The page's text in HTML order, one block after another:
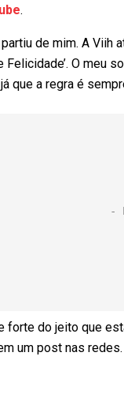
.
de mim. A
O meu
já que a regra é
forte do jeito que
um post nas redes.